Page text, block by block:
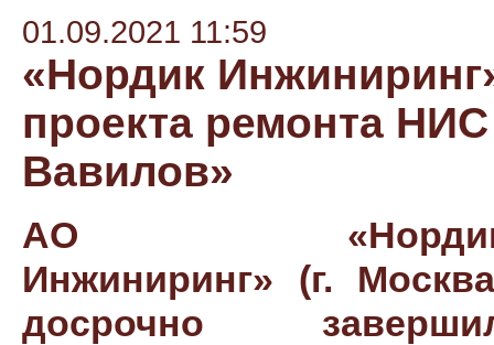
01.09.2021 11:59
«Нордик
проекта ремонта
Вавилов»
АО
Инжиниринг» (г.
досрочно